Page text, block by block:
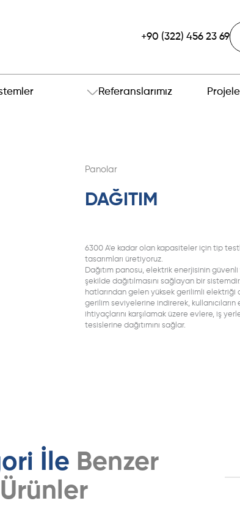
+90 (322) 456 23 69
Referanslarımız
Panolar
DAĞITIM
6300 A'e kadar olan kapasiteler için tip
tasarımları üretiyoruz.
Dağıtım panosu, elektrik enerjisinin
şekilde dağıtılmasını sağlayan bir
hatlarından gelen yüksek gerilimli elektriği
gerilim seviyelerine indirerek, kullanıcıların
ihtiyaçlarını karşılamak üzere evlere, iş
tesislerine dağıtımını sağlar.
İle Benzer
Ürünler